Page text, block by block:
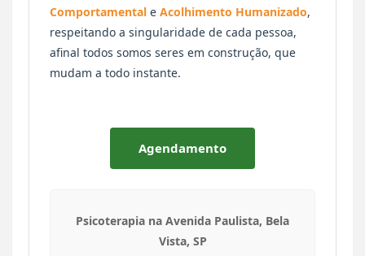
Comportamental e Acolhimento Humanizado,
respeitando a singularidade de cada pessoa,
afinal todos somos seres em construção, que
mudam a todo instante.
Agendamento
Psicoterapia na Avenida Paulista, Bela
Vista, SP